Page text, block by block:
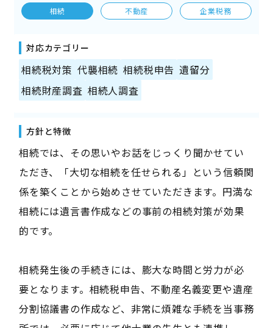
相続 不動産 企業税務
対応カテゴリー
相続税対策 代襲相続 相続税申告 遺留分
相続財産調査 相続人調査
方針と特徴
相続では、その思いやお話をじっくり聞かせてい
ただき、「大切な相続を任せられる」という信頼関
係を築くことから始めさせていただきます。円満な
相続には遺言書作成などの事前の相続対策が効果
的です。
相続発生後の手続きには、膨大な時間と労力が必
要となります。相続税申告、不動産名義変更や遺産
分割協議書の作成など、非常に煩雑な手続を当事務